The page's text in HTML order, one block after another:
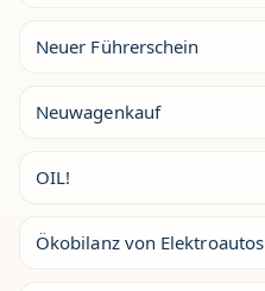
Neuer Führerschein
Neuwagenkauf
OIL!
Ökobilanz von Elektroautos